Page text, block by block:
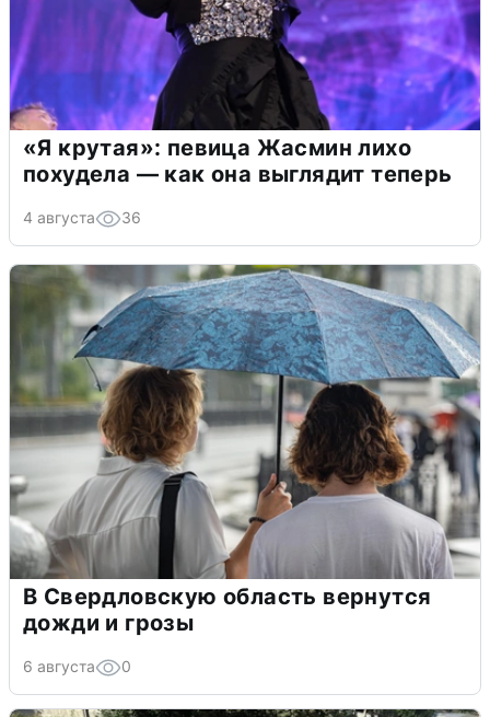
«Я крутая»: певица Жасмин лихо
похудела — как она выглядит теперь
4 августа 36
В Свердловскую область вернутся
дожди и грозы
6 августа 0